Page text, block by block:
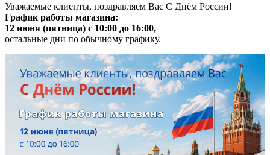
Уважаемые клиенты, поздравляем Вас С Днём России!
График работы магазина:
12 июня (пятница) с 10:00 до 16:00,
остальные дни по обычному графику.